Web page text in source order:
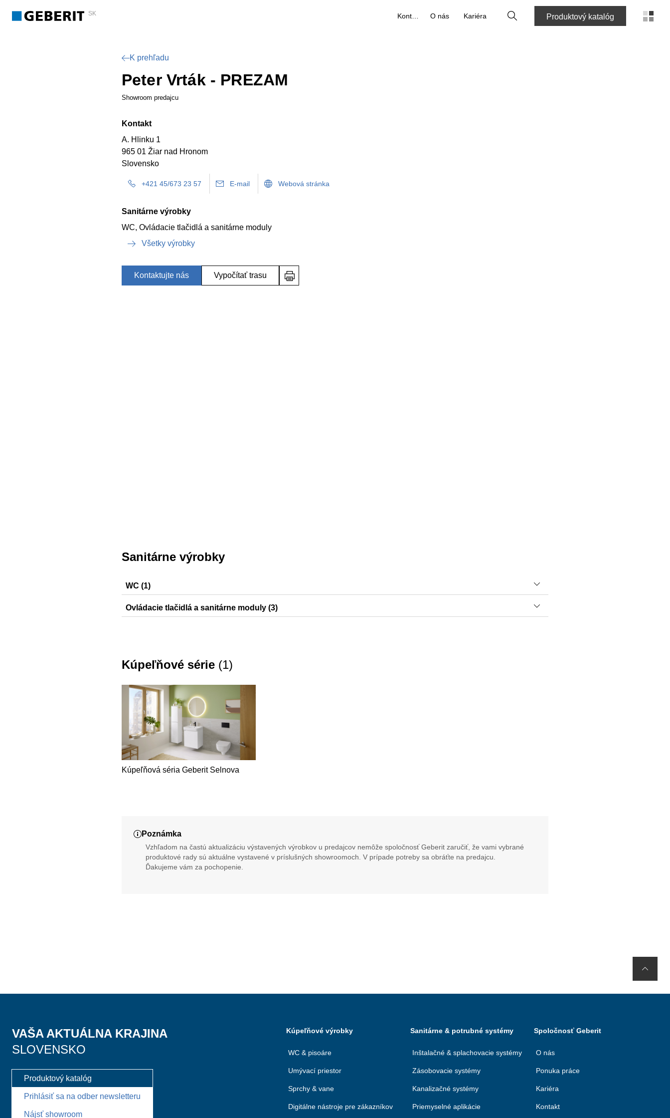
SK O nás Kariéra VyhľadaťProduktový katalóg
K prehľadu
Peter Vrták - PREZAM
Showroom predajcu
Kontakt
A. Hlinku 1
965 01 Žiar nad Hronom
Slovensko
+421 45/673 23 57 E-mail Webová stránka
Sanitárne výrobky
WC, Ovládacie tlačidlá a sanitárne moduly
Všetky výrobky
Kontaktujte nás Vypočítať trasu
Sanitárne výrobky
WC (1)
Selnova
Ovládacie tlačidlá a sanitárne moduly (3)
Kúpeľňové série (1)
Kúpeľňová séria Geberit Selnova
Poznámka
Vzhľadom na častú aktualizáciu výstavených výrobkov u predajcov nemôže spoločnosť Geberit zaručiť, že vami vybrané
produktové rady sú aktuálne vystavené v príslušných showroomoch. V prípade potreby sa obráťte na predajcu.
Ďakujeme vám za pochopenie.
VAŠA AKTUÁLNA KRAJINA
SLOVENSKO
Produktový katalóg
Prihlásiť sa na odber newsletteru
Nájsť showroom
Kúpeľňové výrobky
WC & pisoáre
Umývací priestor
Sprchy & vane
Digitálne nástroje pre zákazníkov
Sanitárne & potrubné systémy
Inštalačné & splachovacie systémy
Zásobovacie systémy
Kanalizačné systémy
Priemyselné aplikácie
Spoločnosť Geberit
O nás
Ponuka práce
Kariéra
Kontakt